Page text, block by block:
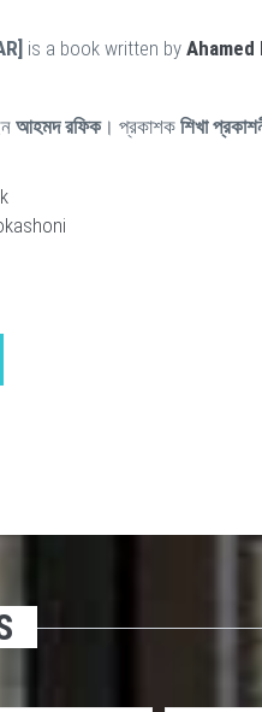
is a book written by Ahamed
আহমদ রফিক। প্রকাশক শিখা